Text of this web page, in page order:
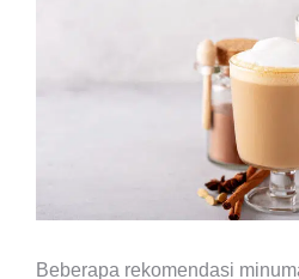
Beberapa rekomendasi